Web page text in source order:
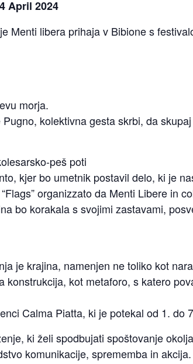
April 2024
Menti libera prihaja v Bibione s
morja.
kolektivna gesta skrbi, da
peš poti
kjer bo umetnik postavil delo, ki je
organizzato da Menti Libere in
bo korakala s svojimi zastavami,
je krajina, namenjen ne toliko kot
kot metaforo, s katero
Calma Piatta, ki je potekal od 1. do
ki želi spodbujati spoštovanje
komunikacije, sprememba in akcija.